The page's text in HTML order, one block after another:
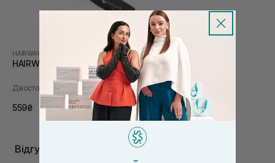
HAIRWAY
HAIRWAY Carbon Advance
Двостороння тунельна щітка
559₴
Відгуки про Щітки для укладки волосся